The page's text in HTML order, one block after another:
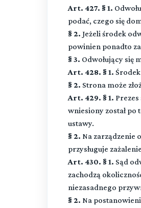
Art. 427. § 1.
podać, czego się
§ 2. Jeżeli środek
powinien ponadto
§ 3. Odwołujący się
Art. 428. § 1.
§ 2. Strona może
Art. 429. § 1.
wniesiony został po
ustawy.
§ 2. Na zarządzenie
przysługuje
Art. 430. § 1. Sąd
zachodzą
niezasadnego
§ 2. Na